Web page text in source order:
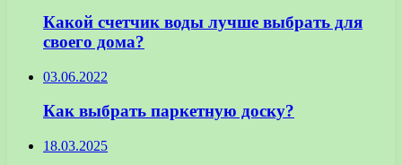
Какой счетчик воды лучше выбрать для
своего дома?
03.06.2022
Как выбрать паркетную доску?
18.03.2025